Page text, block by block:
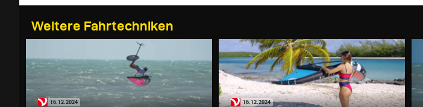
Weitere Fahrtechniken
16.12.2024 16.12.2024